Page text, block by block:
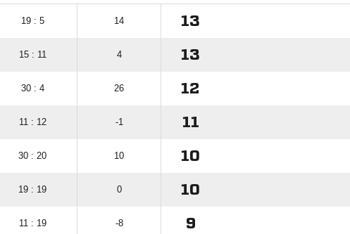
19 : 5 14 13
15 : 11 4 13
30 : 4 26 12
11 : 12 -1 11
30 : 20 10 10
19 : 19 0 10
11 : 19 -8 9